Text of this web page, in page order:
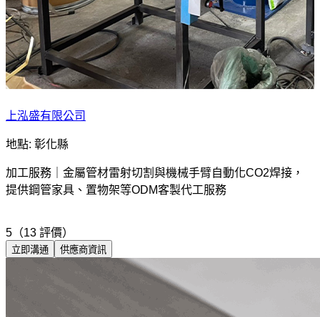
上泓盛有限公司
地點: 彰化縣
加工服務｜金屬管材雷射切割與機械手臂自動化CO2焊接，
提供鋼管家具、置物架等ODM客製代工服務
5（13 評價）
立即溝通 供應商資訊